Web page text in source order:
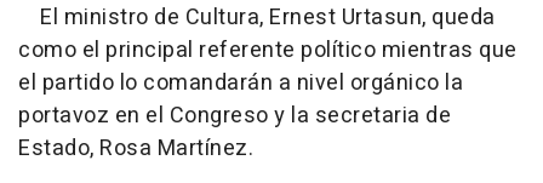
El ministro de Cultura, Ernest Urtasun, queda
como el principal referente político mientras que
el partido lo comandarán a nivel orgánico la
portavoz en el Congreso y la secretaria de
Estado, Rosa Martínez.